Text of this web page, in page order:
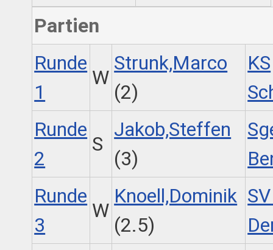
Partien
Runde
1
W
Strunk,Marco
(2)
KS
Runde
2
S
Jakob,Steffen
(3)
Runde
3
W
Knoell,Dominik
(2.5)